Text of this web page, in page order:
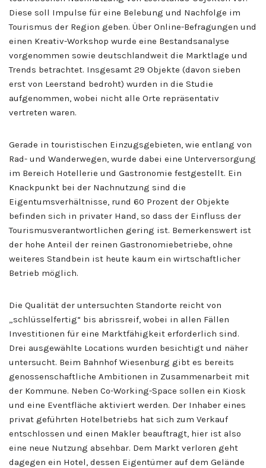
Diese soll Impulse für eine Belebung und Nachfolge im
Tourismus der Region geben. Über Online-Befragungen und
einen Kreativ-Workshop wurde eine Bestandsanalyse
vorgenommen sowie deutschlandweit die Marktlage und
Trends betrachtet. Insgesamt 29 Objekte (davon sieben
erst von Leerstand bedroht) wurden in die Studie
aufgenommen, wobei nicht alle Orte repräsentativ
vertreten waren.
Gerade in touristischen Einzugsgebieten, wie entlang von
Rad- und Wanderwegen, wurde dabei eine Unterversorgung
im Bereich Hotellerie und Gastronomie festgestellt. Ein
Knackpunkt bei der Nachnutzung sind die
Eigentumsverhältnisse, rund 60 Prozent der Objekte
befinden sich in privater Hand, so dass der Einfluss der
Tourismusverantwortlichen gering ist. Bemerkenswert ist
der hohe Anteil der reinen Gastronomiebetriebe, ohne
weiteres Standbein ist heute kaum ein wirtschaftlicher
Betrieb möglich.
Die Qualität der untersuchten Standorte reicht von
„schlüsselfertig“ bis abrissreif, wobei in allen Fällen
Investitionen für eine Marktfähigkeit erforderlich sind.
Drei ausgewählte Locations wurden besichtigt und näher
untersucht. Beim Bahnhof Wiesenburg gibt es bereits
genossenschaftliche Ambitionen in Zusammenarbeit mit
der Kommune. Neben Co-Working-Space sollen ein Kiosk
und eine Eventfläche aktiviert werden. Der Inhaber eines
privat geführten Hotelbetriebs hat sich zum Verkauf
entschlossen und einen Makler beauftragt, hier ist also
eine neue Nutzung absehbar. Dem Markt verloren geht
dagegen ein Hotel, dessen Eigentümer auf dem Gelände